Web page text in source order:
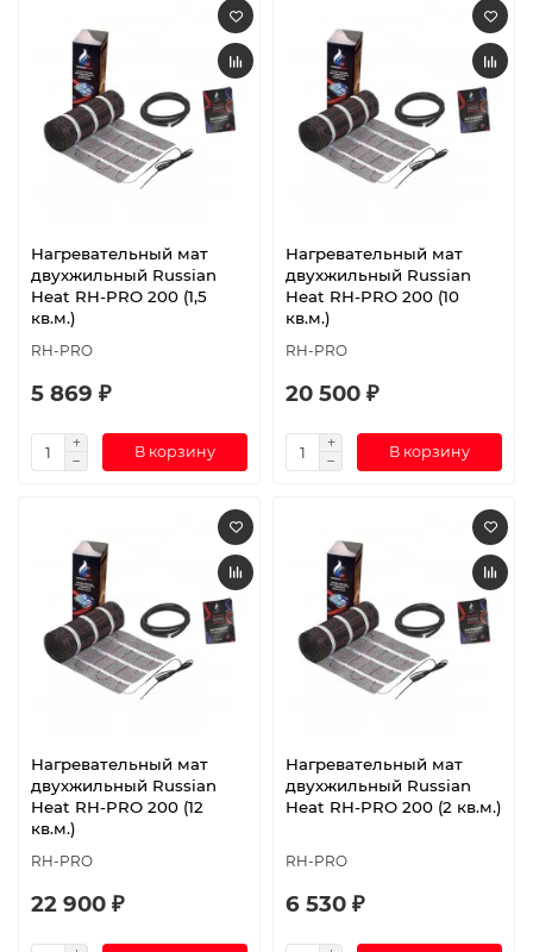
Нагревательный мат
двухжильный Russian
Heat RH-PRO 200 (1,5
кв.м.)
RH-PRO
5 869 ₽
В корзину
Нагревательный мат
двухжильный Russian
Heat RH-PRO 200 (10
кв.м.)
RH-PRO
20 500 ₽
В корзину
Нагревательный мат
двухжильный Russian
Heat RH-PRO 200 (12
кв.м.)
RH-PRO
22 900 ₽
Нагревательный мат
двухжильный Russian
Heat RH-PRO 200 (2 кв.м.)
RH-PRO
6 530 ₽